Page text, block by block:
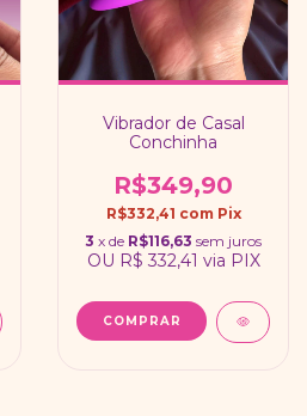
Vibrador de Casal
Conchinha
R$349,90
R$332,41 com Pix
3 x de R$116,63 sem juros
OU R$ 332,41 via PIX